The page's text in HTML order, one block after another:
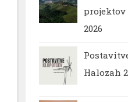
projektov
2026
Halozah